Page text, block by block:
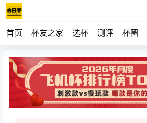
首页 杯友之家 选杯 测评 杯圈